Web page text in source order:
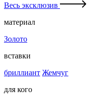
Весь эксклюзив
материал
Золото
вставки
бриллиант Жемчуг
для кого